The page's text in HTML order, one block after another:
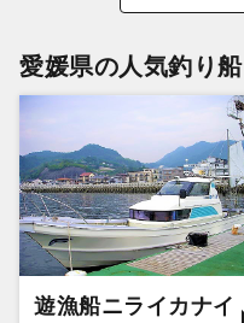
愛媛県の人気釣り船
遊漁船ニライカナイ